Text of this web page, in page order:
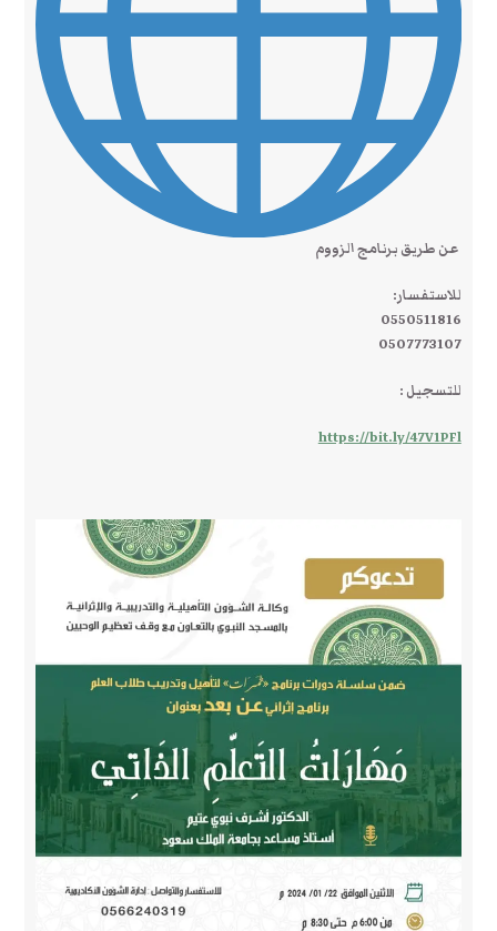
عن طريق برنامج الزووم
للاستفسار:
0550511816
0507773107
للتسجيل :
https://bit.ly/47V1PFl